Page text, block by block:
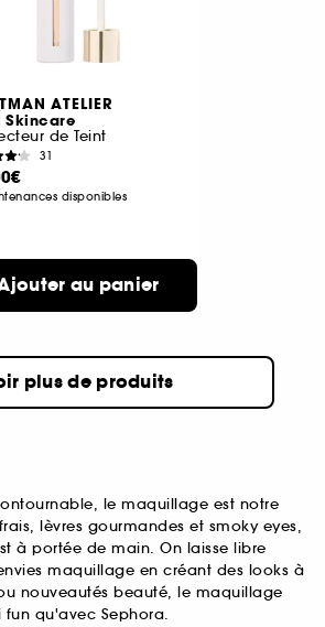
ATELIER
Skincare
de Teint
31
disponibles
au panier
plus de produits
le maquillage est notre
lèvres gourmandes et smoky eyes,
à portée de main. On laisse libre
maquillage en créant des looks à
nouveautés beauté, le maquillage
qu'avec Sephora.